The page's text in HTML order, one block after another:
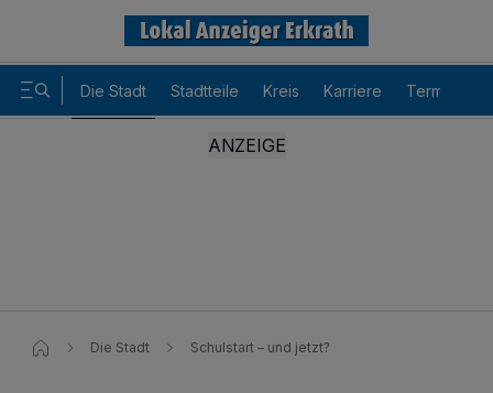
Die Stadt Stadtteile Kreis Karriere Termine
Die Stadt Schulstart – und jetzt?